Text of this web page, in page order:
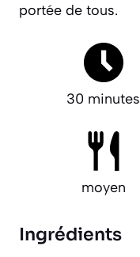
portée de tous.
30 minutes
moyen
Ingrédients